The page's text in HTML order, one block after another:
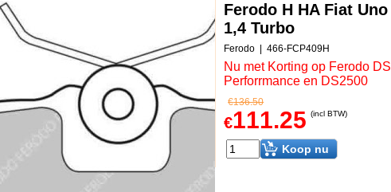
Ferodo H HA Fiat Uno
1,4 Turbo
Ferodo 466-FCP409H
Nu met Korting op Ferodo DS
Perforrmance en DS2500
€136.50
€111.25 (incl BTW)
Koop nu